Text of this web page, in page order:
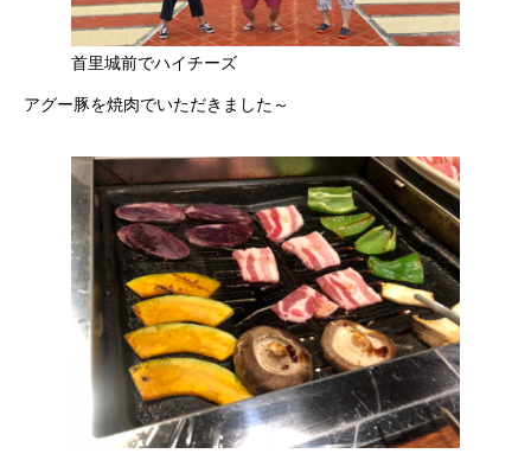
首里城前でハイチーズ
アグー豚を焼肉でいただきました～